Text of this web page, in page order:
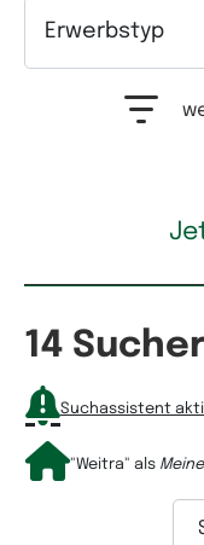
Erwerbstyp
14
Suchassistent
"Weitra" als